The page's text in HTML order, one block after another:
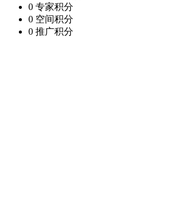
0 专家积分
0 空间积分
0 推广积分